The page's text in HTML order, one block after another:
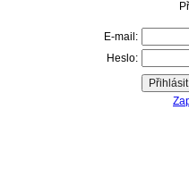
E-mail:
Heslo: